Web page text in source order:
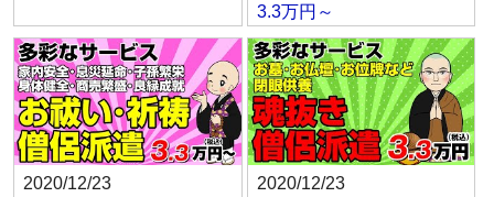
3.3万円～
2020/12/23
2020/12/23